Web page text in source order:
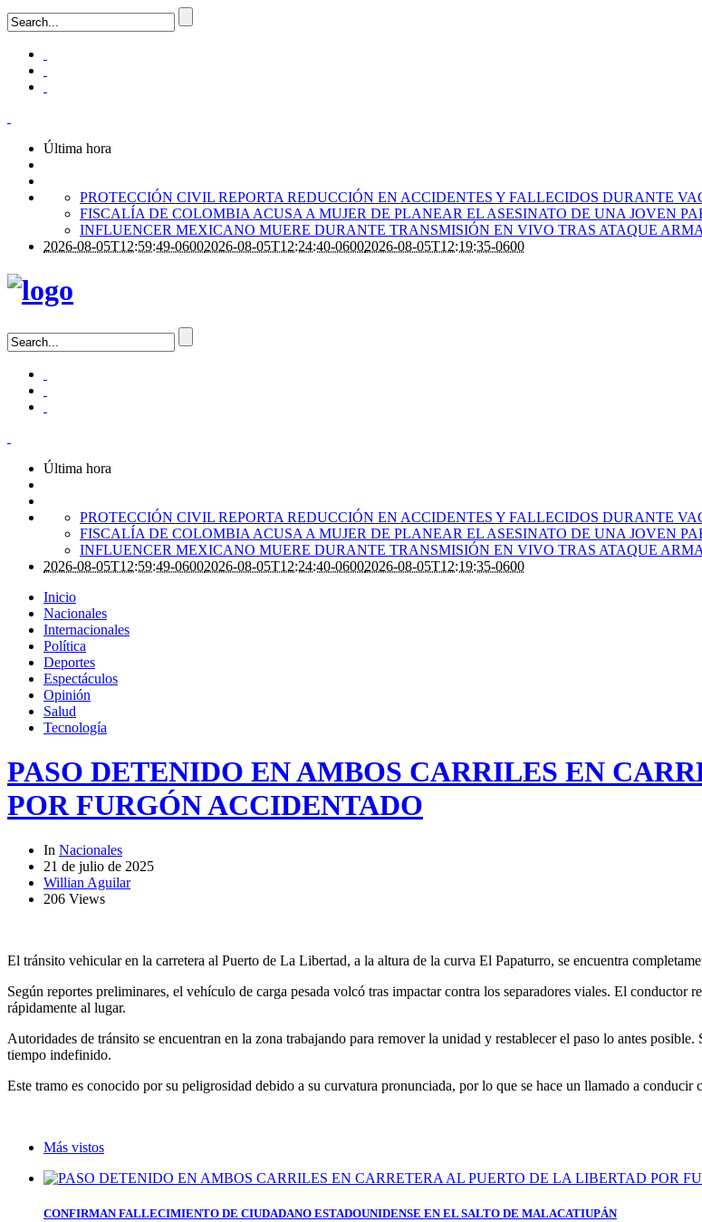
Última hora
PROTECCIÓN CIVIL REPORTA REDUCCIÓN EN ACCIDENTES Y FALLECIDOS DURANTE
FISCALÍA DE COLOMBIA ACUSA A MUJER DE PLANEAR EL ASESINATO DE UNA JOVEN
INFLUENCER MEXICANO MUERE DURANTE TRANSMISIÓN EN VIVO TRAS ATAQUE
2026-08-05T12:59:49-06002026-08-05T12:24:40-06002026-08-05T12:19:35-0600
Última hora
PROTECCIÓN CIVIL REPORTA REDUCCIÓN EN ACCIDENTES Y FALLECIDOS DURANTE
FISCALÍA DE COLOMBIA ACUSA A MUJER DE PLANEAR EL ASESINATO DE UNA JOVEN
INFLUENCER MEXICANO MUERE DURANTE TRANSMISIÓN EN VIVO TRAS ATAQUE
2026-08-05T12:59:49-06002026-08-05T12:24:40-06002026-08-05T12:19:35-0600
Inicio
Nacionales
Internacionales
Política
Deportes
Espectáculos
Opinión
Salud
Tecnología
PASO DETENIDO EN AMBOS CARRILES EN
POR FURGÓN ACCIDENTADO
In Nacionales
21 de julio de 2025
Willian Aguilar
206 Views
El tránsito vehicular en la carretera al Puerto de La Libertad, a la altura de la curva El Papaturro, se encuentra
Según reportes preliminares, el vehículo de carga pesada volcó tras impactar contra los separadores viales. El conductor
rápidamente al lugar.
Autoridades de tránsito se encuentran en la zona trabajando para remover la unidad y restablecer el paso lo antes
tiempo indefinido.
Este tramo es conocido por su peligrosidad debido a su curvatura pronunciada, por lo que se hace un llamado a
Más vistos
CONFIRMAN FALLECIMIENTO DE CIUDADANO ESTADOUNIDENSE EN EL SALTO DE MALACATIUPÁN